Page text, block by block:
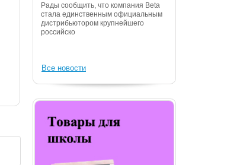
Рады сообщить, что компания Beta
стала единственным официальным
дистрибьютором крупнейшего
российско
Все новости